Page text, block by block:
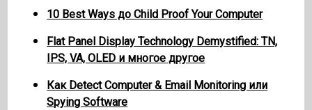
10 Best Ways до Child Proof Your Computer
Flat Panel Display Technology Demystified: TN,
IPS, VA, OLED и многое другое
Как Detect Computer & Email Monitoring или
Spying Software